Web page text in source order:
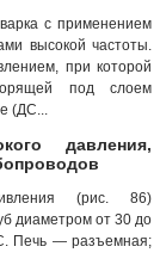
с применением
высокой частоты.
при которой
под слоем
(ДС...
давления,
(рис. 86)
диаметром от 30 до
Печь — разъемная;